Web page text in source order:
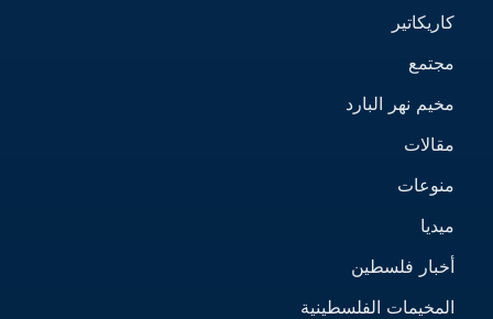
كاريكاتير
مجتمع
مخيم نهر البارد
مقالات
منوعات
ميديا
أخبار فلسطين
المخيمات الفلسطينية